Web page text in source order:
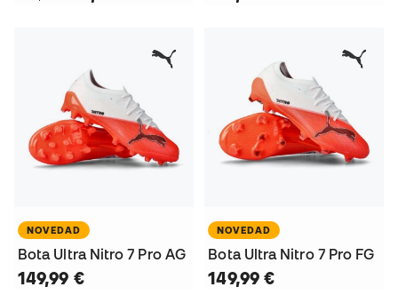
NOVEDAD
Bota Ultra Nitro 7 Pro AG
149,99 €
NOVEDAD
Bota Ultra Nitro 7 Pro FG
149,99 €